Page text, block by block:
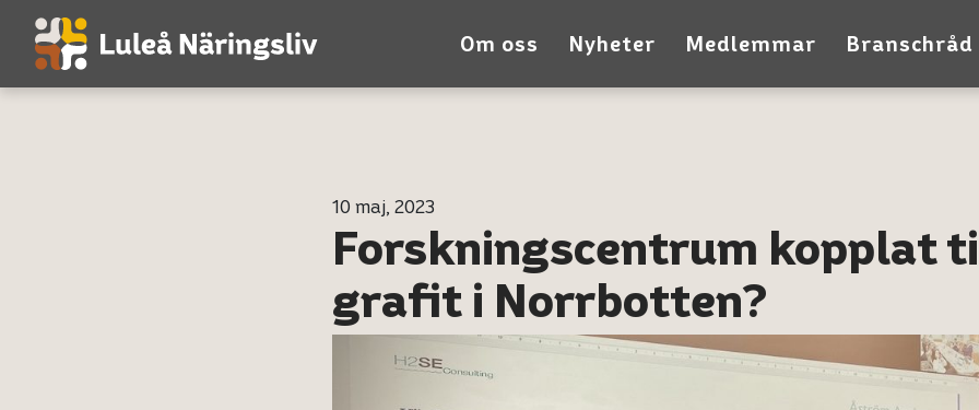
Om oss Nyheter Medlemmar Branschråd
10 maj, 2023
Forskningscentrum kopplat
grafit i Norrbotten?